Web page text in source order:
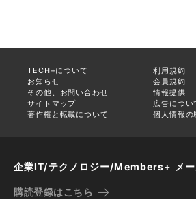
TECH+について
利用規約
お知らせ
会員規約
その他、お問い合わせ
情報提供
サイトマップ
広告につい
著作権と転載について
個人情報の
企業IT/テクノロジー/Members+ メー
購読登録はこちら